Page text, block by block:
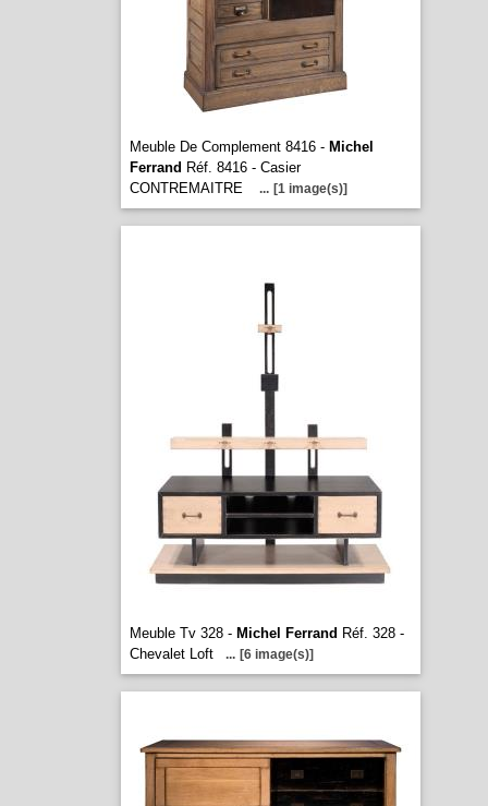
Meuble De Complement 8416 - Michel
Ferrand Réf. 8416 - Casier
CONTREMAITRE
... [1 image(s)]
Meuble Tv 328 - Michel Ferrand Réf. 328 -
Chevalet Loft
... [6 image(s)]